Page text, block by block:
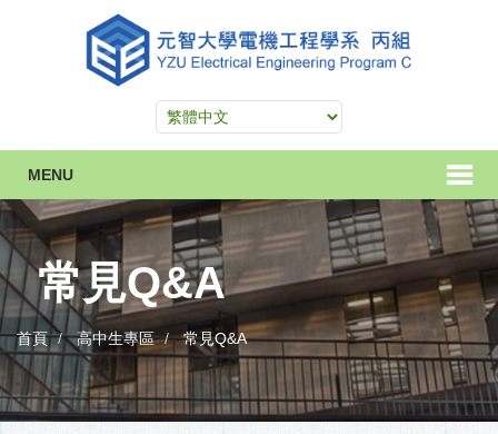
MENU
常見Q&A
首頁 高中生專區 常見Q&A